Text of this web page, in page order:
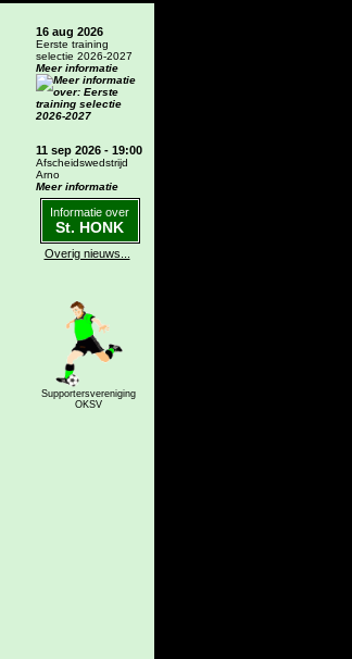
16 aug 2026
Eerste training
selectie 2026-2027
Meer informatie
11 sep 2026 - 19:00
Afscheidswedstrijd
Arno
Meer informatie
Informatie over
St. HONK
Overig nieuws...
Supportersvereniging
OKSV